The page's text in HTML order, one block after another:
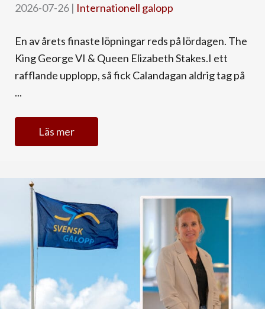
2026-07-26 | Internationell galopp
En av årets finaste löpningar reds på lördagen. The
King George VI & Queen Elizabeth Stakes.I ett
rafflande upplopp, så fick Calandagan aldrig tag på
...
Läs mer